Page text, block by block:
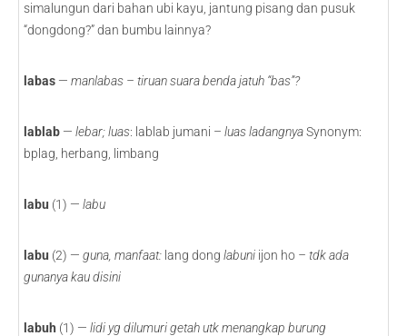
simalungun dari bahan ubi kayu, jantung pisang dan pusuk
“dongdong?” dan bumbu lainnya?
labas — manlabas – tiruan suara benda jatuh “bas”?
lablab — lebar; luas: lablab jumani – luas ladangnyaSynonym:
bplag, herbang, limbang
labu (1) — labu
labu (2) — guna, manfaat: lang dong labuni ijon ho – tdk ada
gunanya kau disini
labuh (1) — lidi yg dilumuri getah utk menangkap burung